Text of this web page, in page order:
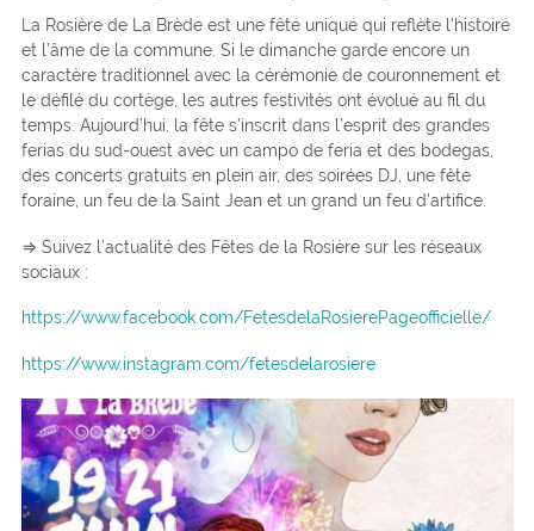
La Rosière de La Brède est une fête unique qui reflète l’histoire
et l’âme de la commune. Si le dimanche garde encore un
caractère traditionnel avec la cérémonie de couronnement et
le défilé du cortège, les autres festivités ont évolué au fil du
temps. Aujourd’hui, la fête s’inscrit dans l’esprit des grandes
ferias du sud-ouest avec un campo de feria et des bodegas,
des concerts gratuits en plein air, des soirées DJ, une fête
foraine, un feu de la Saint Jean et un grand un feu d’artifice.
⇒ Suivez l’actualité des Fêtes de la Rosière sur les réseaux
sociaux :
https://www.facebook.com/FetesdelaRosierePageofficielle/
https://www.instagram.com/fetesdelarosiere